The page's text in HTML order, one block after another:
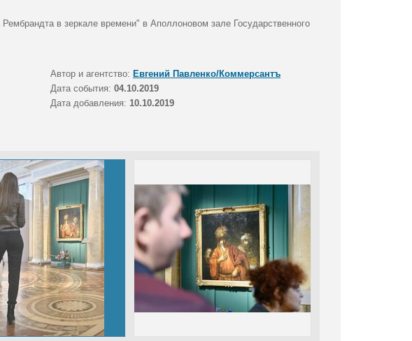
в зеркале времени" в Аполлоновом зале Государственного
Автор и агентство: Евгений Павленко/Коммерсантъ
Дата события: 04.10.2019
Дата добавления: 10.10.2019